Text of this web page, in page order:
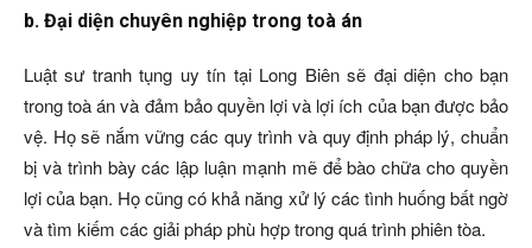
b. Đại diện chuyên nghiệp trong toà án
Luật sư tranh tụng uy tín tại Long Biên sẽ đại diện cho bạn
trong toà án và đảm bảo quyền lợi và lợi ích của bạn được bảo
vệ. Họ sẽ nắm vững các quy trình và quy định pháp lý, chuẩn
bị và trình bày các lập luận mạnh mẽ để bào chữa cho quyền
lợi của bạn. Họ cũng có khả năng xử lý các tình huống bất ngờ
và tìm kiếm các giải pháp phù hợp trong quá trình phiên tòa.